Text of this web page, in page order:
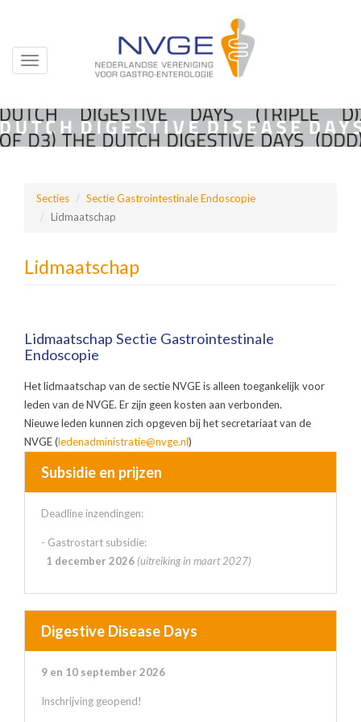
Overslaan
en
Toggle
Secties
Sectie Gastrointestinale Endoscopie
Lidmaatschap
Lidmaatschap
Lidmaatschap Sectie Gastrointestinale
Endoscopie
Het lidmaatschap van de sectie NVGE is alleen toegankelijk voor
leden van de NVGE. Er zijn geen kosten aan verbonden.
Nieuwe leden kunnen zich opgeven bij het secretariaat van de
NVGE (ledenadministratie@nvge.nl)
Subsidie en prijzen
Deadline inzendingen:
- Gastrostart subsidie:
1 december 2026 (uitreiking in maart 2027)
Digestive Disease Days
9 en 10 september 2026
Inschrijving geopend!